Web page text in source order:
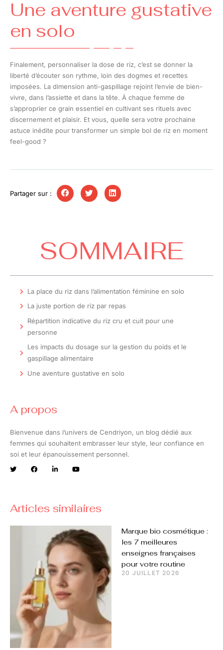
Une aventure gustative
en solo
Finalement, personnaliser la dose de riz, c’est se donner la
liberté d’écouter son rythme, loin des dogmes et recettes
imposées. La dimension anti-gaspillage rejoint l’envie de bien-
vivre, dans l’assiette et dans la tête. À chaque femme de
s’approprier ce grain essentiel en cultivant ses rituels avec
discernement et plaisir. Et vous, quelle sera votre prochaine
astuce inédite pour transformer un simple bol de riz en moment
feel-good ?
Partager sur :
SOMMAIRE
La place du riz dans l’alimentation féminine en solo
La juste portion de riz par repas
Répartition indicative du riz cru et cuit pour une
personne
Les impacts du dosage sur la gestion du poids et le
gaspillage alimentaire
Une aventure gustative en solo
A propos
Bienvenue dans l’univers de Cendriyon, un blog dédié aux
femmes qui souhaitent embrasser leur style, leur confiance en
soi et leur épanouissement personnel.
Articles similaires
Marque bio cosmétique :
les 7 meilleures
enseignes françaises
pour votre routine
20 JUILLET 2026